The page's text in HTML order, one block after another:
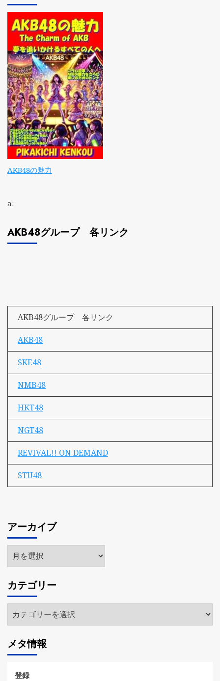
AKB48の魅力
a:
AKB48グループ 各リンク
AKB48グループ 各リンク
AKB48
SKE48
NMB48
HKT48
NGT48
REVIVAL!! ON DEMAND
STU48
アーカイブ
ア
ー
イ
ブ
カテゴリー
テ
リ
ー
メタ情報
登録